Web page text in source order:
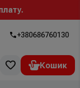
+380686760130